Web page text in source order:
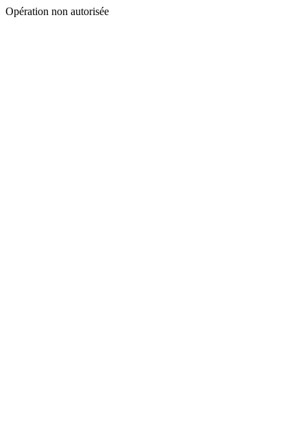
Opération non autorisée